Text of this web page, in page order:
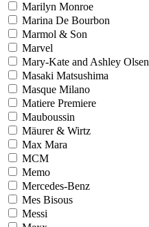
Marilyn Monroe
Marina De Bourbon
Marmol & Son
Marvel
Mary-Kate and Ashley Olsen
Masaki Matsushima
Masque Milano
Matiere Premiere
Mauboussin
Mäurer & Wirtz
Max Mara
MCM
Memo
Mercedes-Benz
Mes Bisous
Messi